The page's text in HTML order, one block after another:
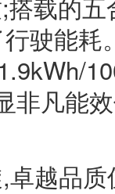
驶能耗
非凡能
越品